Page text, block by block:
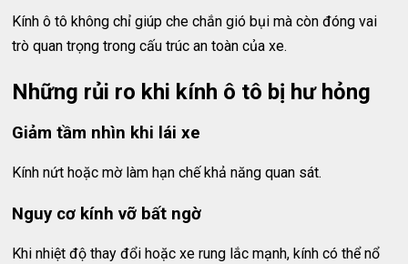
Kính ô tô không chỉ giúp che chắn gió bụi mà còn đóng vai
trò quan trọng trong cấu trúc an toàn của xe.
Những rủi ro khi kính ô tô bị hư hỏng
Giảm tầm nhìn khi lái xe
Kính nứt hoặc mờ làm hạn chế khả năng quan sát.
Nguy cơ kính vỡ bất ngờ
Khi nhiệt độ thay đổi hoặc xe rung lắc mạnh, kính có thể nổ